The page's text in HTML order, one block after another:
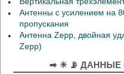
Антенны с усилением на
пропускания
Антенна Zepp, двойная
Zepp)
➡ ☀ 📡 ДАННЫЕ